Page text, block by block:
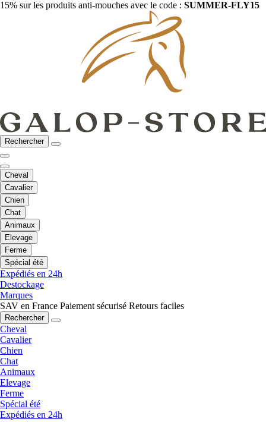
15% sur les produits anti-mouches avec le code : SUMMER-FLY15
Rechercher
Cheval
Cavalier
Chien
Chat
Animaux
Elevage
Ferme
Spécial été
Expédiés en 24h
Destockage
Marques
SAV en France Paiement sécurisé Retours faciles
Rechercher
Cheval
Cavalier
Chien
Chat
Animaux
Elevage
Ferme
Spécial été
Expédiés en 24h